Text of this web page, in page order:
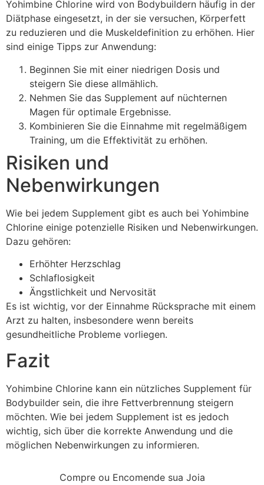
Yohimbine Chlorine wird von Bodybuildern häufig in der
Diätphase eingesetzt, in der sie versuchen, Körperfett
zu reduzieren und die Muskeldefinition zu erhöhen. Hier
sind einige Tipps zur Anwendung:
Beginnen Sie mit einer niedrigen Dosis und
steigern Sie diese allmählich.
Nehmen Sie das Supplement auf nüchternen
Magen für optimale Ergebnisse.
Kombinieren Sie die Einnahme mit regelmäßigem
Training, um die Effektivität zu erhöhen.
Risiken und
Nebenwirkungen
Wie bei jedem Supplement gibt es auch bei Yohimbine
Chlorine einige potenzielle Risiken und Nebenwirkungen.
Dazu gehören:
Erhöhter Herzschlag
Schlaflosigkeit
Ängstlichkeit und Nervosität
Es ist wichtig, vor der Einnahme Rücksprache mit einem
Arzt zu halten, insbesondere wenn bereits
gesundheitliche Probleme vorliegen.
Fazit
Yohimbine Chlorine kann ein nützliches Supplement für
Bodybuilder sein, die ihre Fettverbrennung steigern
möchten. Wie bei jedem Supplement ist es jedoch
wichtig, sich über die korrekte Anwendung und die
möglichen Nebenwirkungen zu informieren.
Compre ou Encomende sua Joia